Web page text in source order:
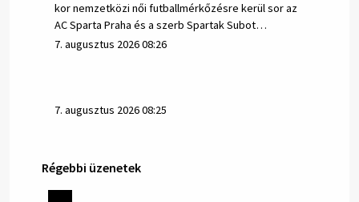
kor nemzetközi női futballmérkőzésre kerül sor az
AC Sparta Praha és a szerb Spartak Subot…
7. augusztus 2026 08:26
7. augusztus 2026 08:25
Helyi közlemények: 2026.08.06.
1/ AZ IVÓVÍZ NEM MAGÁTÓL ÉRTETŐDŐ. A tartós
Régebbi üzenetek